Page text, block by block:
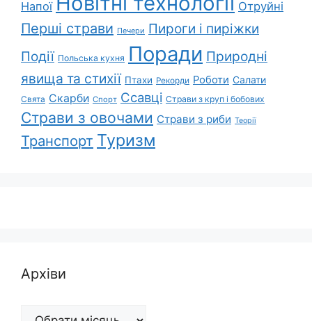
Напої Отруйні
Перші страви Печери Пироги і пиріжки
Події Польська кухня Поради Природні
явища та стихії Птахи Рекорди Роботи Салати
Свята Скарби Спорт Ссавці Страви з круп і бобових
Страви з овочами Страви з риби Теорії
Транспорт Туризм
Архіви
Архіви